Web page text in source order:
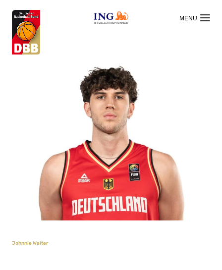
OFFIZIELLER HAUPTSPONSOR
Johnnie Walter